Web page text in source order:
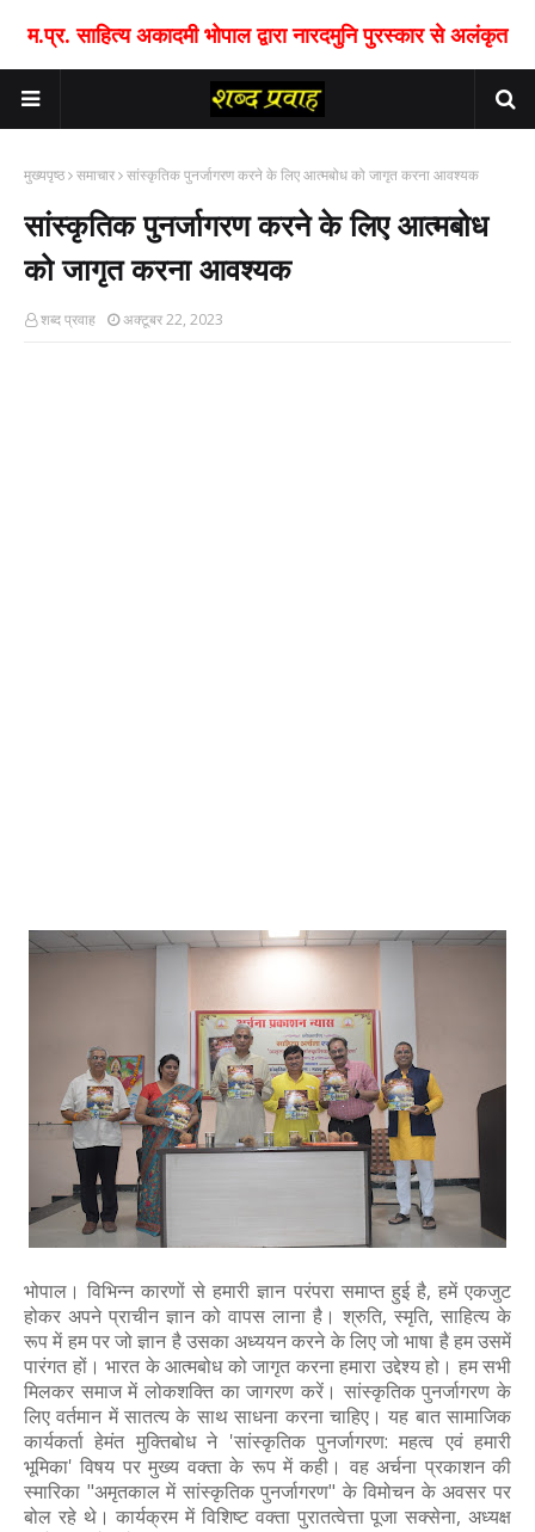
म.प्र. साहित्य अकादमी भोपाल द्वारा नारदमुनि पुरस्कार से अलंकृत
मुख्यपृष्ठ समाचार सांस्कृतिक पुनर्जागरण करने के लिए आत्मबोध को जागृत करना आवश्यक
सांस्कृतिक पुनर्जागरण करने के लिए आत्मबोध
को जागृत करना आवश्यक
शब्द प्रवाह अक्टूबर 22, 2023
भोपाल। विभिन्न कारणों से हमारी ज्ञान परंपरा समाप्त हुई है, हमें एकजुट
होकर अपने प्राचीन ज्ञान को वापस लाना है। श्रुति, स्मृति, साहित्य के
रूप में हम पर जो ज्ञान है उसका अध्ययन करने के लिए जो भाषा है हम उसमें
पारंगत हों। भारत के आत्मबोध को जागृत करना हमारा उद्देश्य हो। हम सभी
मिलकर समाज में लोकशक्ति का जागरण करें। सांस्कृतिक पुनर्जागरण के
लिए वर्तमान में सातत्य के साथ साधना करना चाहिए। यह बात सामाजिक
कार्यकर्ता हेमंत मुक्तिबोध ने 'सांस्कृतिक पुनर्जागरण: महत्व एवं हमारी
भूमिका' विषय पर मुख्य वक्ता के रूप में कही। वह अर्चना प्रकाशन की
स्मारिका "अमृतकाल में सांस्कृतिक पुनर्जागरण" के विमोचन के अवसर पर
बोल रहे थे। कार्यक्रम में विशिष्ट वक्ता पुरातत्वेत्ता पूजा सक्सेना, अध्यक्ष